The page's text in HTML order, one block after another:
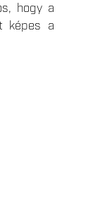
hogy a
képes a